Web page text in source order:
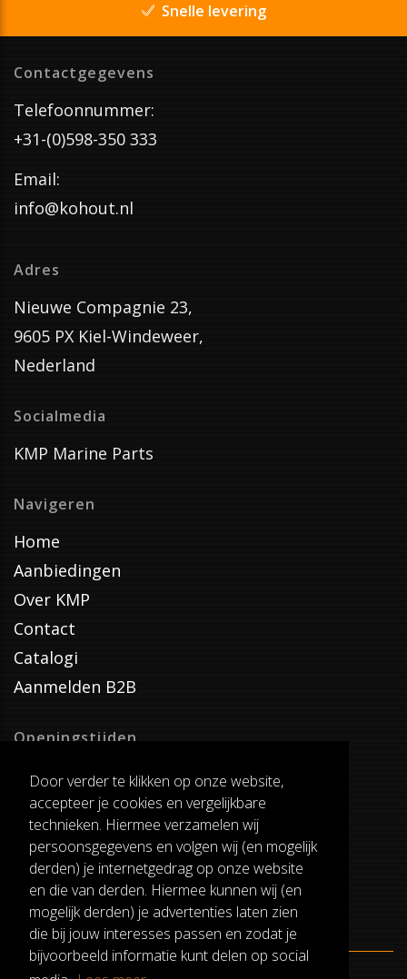
Door verder te klikken op onze website,
accepteer je cookies en vergelijkbare
technieken. Hiermee verzamelen wij
persoonsgegevens en volgen wij (en mogelijk
derden) je internetgedrag op onze website
en die van derden. Hiermee kunnen wij (en
mogelijk derden) je advertenties laten zien
die bij jouw interesses passen en zodat je
bijvoorbeeld informatie kunt delen op social
Snelle levering
Contactgegevens
Telefoonnummer:
+31-(0)598-350 333
Email:
info@kohout.nl
Adres
Nieuwe Compagnie 23,
9605 PX Kiel-Windeweer,
Nederland
Socialmedia
KMP Marine Parts
Navigeren
Home
Aanbiedingen
Over KMP
Contact
Catalogi
Aanmelden B2B
Openingstijden
Dinsdag T/M Zaterdag
van 8:00-17:00
Verzenddagen
Dinsdag T/M Vrijdag
Pauze
12:30-13:00